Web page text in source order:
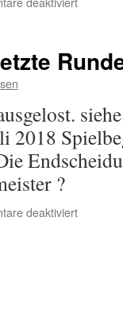
beendet
Sieger
stehen
fest
2018
?
deaktiviertfür